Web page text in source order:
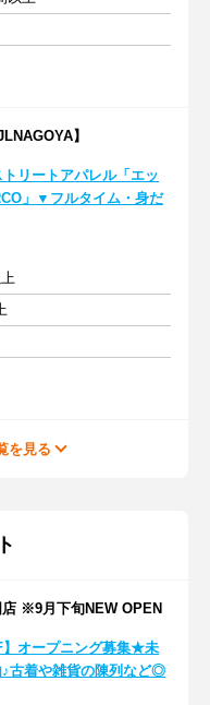
】
トリートアパレル「エッ
」▼フルタイム・身だ
を見る
※9月下旬NEW OPEN
】オープニング募集★未
古着や雑貨の陳列など◎